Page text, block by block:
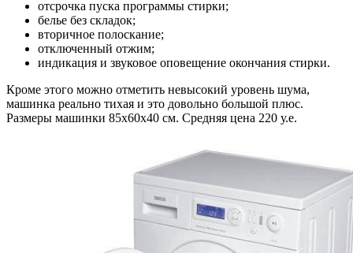
отсрочка пуска программы стирки;
белье без складок;
вторичное полоскание;
отключенный отжим;
индикация и звуковое оповещение окончания стирки.
Кроме этого можно отметить невысокий уровень шума,
машинка реально тихая и это довольно большой плюс.
Размеры машинки 85х60х40 см. Средняя цена 220 у.е.